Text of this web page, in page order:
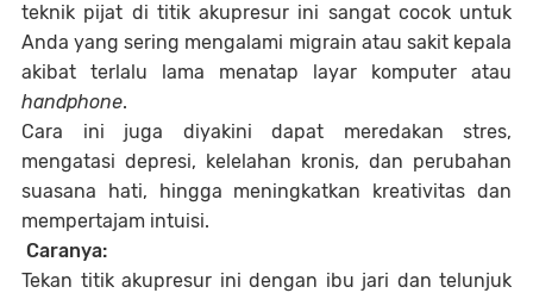
teknik pijat di titik akupresur ini sangat cocok untuk
Anda yang sering mengalami migrain atau sakit kepala
akibat terlalu lama menatap layar komputer atau
handphone.
Cara ini juga diyakini dapat meredakan stres,
mengatasi depresi, kelelahan kronis, dan perubahan
suasana hati, hingga meningkatkan kreativitas dan
mempertajam intuisi.
Caranya:
Tekan titik akupresur ini dengan ibu jari dan telunjuk